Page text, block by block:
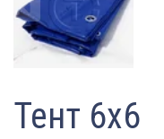
Тент 6х6